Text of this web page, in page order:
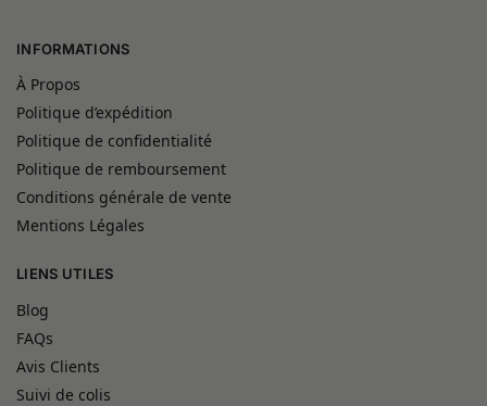
INFORMATIONS
À Propos
Politique d’expédition
Politique de confidentialité
Politique de remboursement
Conditions générale de vente
Mentions Légales
LIENS UTILES
Blog
FAQs
Avis Clients
Suivi de colis